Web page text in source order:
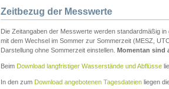
Zeitbezug der Messwerte
Die Zeitangaben der Messwerte werden standardmäßig
mit dem Wechsel im Sommer zur Sommerzeit (MESZ,
Darstellung ohne Sommerzeit einstellen. Momentan sind
Beim Download langfristiger Wasserstände und Abflüsse
In den zum Download angebotenen Tagesdateien liegen